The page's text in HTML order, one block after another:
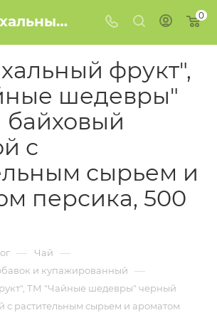
Чай "Нахальный фрукт", ТМ "Чайные шедевры" черный байховый листовой с растительным сырьем и ароматом персика, 500 гр купить в Минске 0
фрукт",
шедевры"
с
сырьем и
персика, 500
— Чай —
и купажированный —
ТМ "Чайные шедевры" черный
с растительным сырьем и ароматом